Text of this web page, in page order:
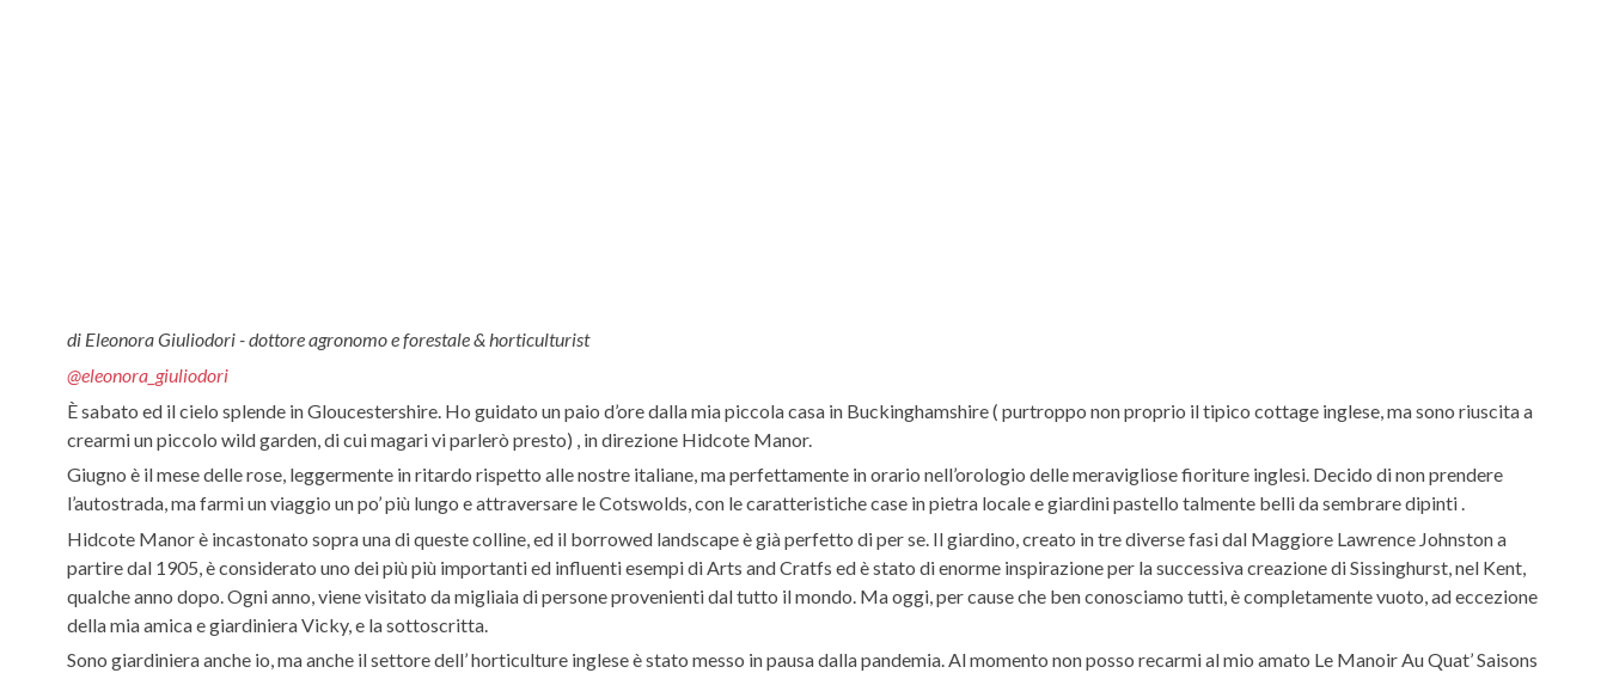
di Eleonora Giuliodori - dottore agronomo e forestale & horticulturist
@eleonora_giuliodori
È sabato ed il cielo splende in Gloucestershire. Ho guidato un paio d’ore dalla mia piccola casa in Buckinghamshire ( purtroppo non proprio il tipico cottage inglese, ma sono riuscita a
crearmi un piccolo wild garden, di cui magari vi parlerò presto) , in direzione Hidcote Manor.
Giugno è il mese delle rose, leggermente in ritardo rispetto alle nostre italiane, ma perfettamente in orario nell’orologio delle meravigliose fioriture inglesi. Decido di non prendere
l’autostrada, ma farmi un viaggio un po’ più lungo e attraversare le Cotswolds, con le caratteristiche case in pietra locale e giardini pastello talmente belli da sembrare dipinti .
Hidcote Manor è incastonato sopra una di queste colline, ed il borrowed landscape è già perfetto di per se. Il giardino, creato in tre diverse fasi dal Maggiore Lawrence Johnston a
partire dal 1905, è considerato uno dei più più importanti ed influenti esempi di Arts and Cratfs ed è stato di enorme inspirazione per la successiva creazione di Sissinghurst, nel Kent,
qualche anno dopo. Ogni anno, viene visitato da migliaia di persone provenienti dal tutto il mondo. Ma oggi, per cause che ben conosciamo tutti, è completamente vuoto, ad eccezione
della mia amica e giardiniera Vicky, e la sottoscritta.
Sono giardiniera anche io, ma anche il settore dell’ horticulture inglese è stato messo in pausa dalla pandemia. Al momento non posso recarmi al mio amato Le Manoir Au Quat’ Saisons